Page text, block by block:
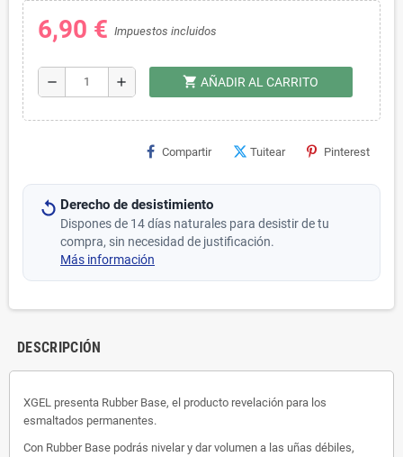
6,90 € Impuestos incluidos
remove add shopping_cart AÑADIR AL CARRITO
Compartir Tuitear Pinterest
Derecho de desistimiento
Dispones de 14 días naturales para desistir de tu
compra, sin necesidad de justificación.
Más información
DESCRIPCIÓN
XGEL presenta Rubber Base, el producto revelación para los
esmaltados permanentes.
Con Rubber Base podrás nivelar y dar volumen a las uñas débiles,